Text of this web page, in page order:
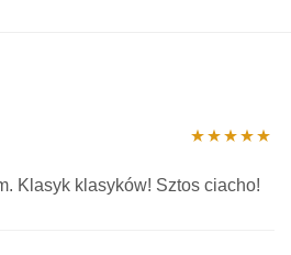
na 5
Klasyk klasyków! Sztos ciacho!